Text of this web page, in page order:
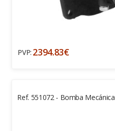
PVP: 2394.83€
Ref. 551072 - Bomba Mecánica